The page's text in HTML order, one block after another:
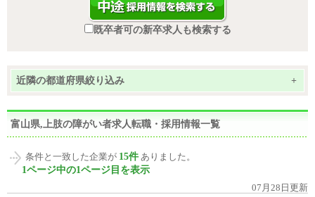
既卒者可の新卒求人も検索する
近隣の都道府県絞り込み +
富山県,上肢の障がい者求人転職・採用情報一覧
条件と一致した企業が 15件 ありました。
1ページ中の1ページ目を表示
07月28日更新